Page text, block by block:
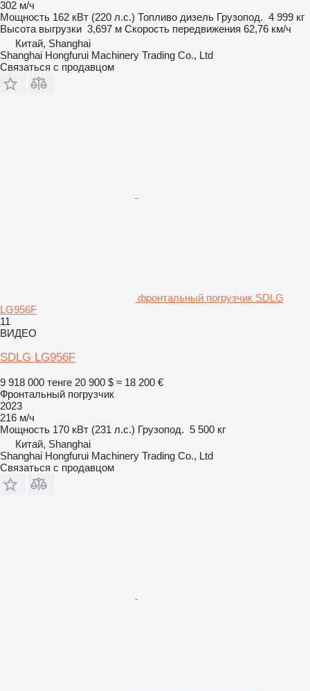
302 м/ч
Мощность 162 кВт (220 л.с.) Топливо дизель Грузопод. 4 999 кг
Высота выгрузки 3,697 м Скорость передвижения 62,76 км/ч
Китай, Shanghai
Shanghai Hongfurui Machinery Trading Co., Ltd
Связаться с продавцом
фронтальный погрузчик SDLG
LG956F
11
ВИДЕО
SDLG LG956F
9 918 000 тенге 20 900 $ ≈ 18 200 €
Фронтальный погрузчик
2023
216 м/ч
Мощность 170 кВт (231 л.с.) Грузопод. 5 500 кг
Китай, Shanghai
Shanghai Hongfurui Machinery Trading Co., Ltd
Связаться с продавцом